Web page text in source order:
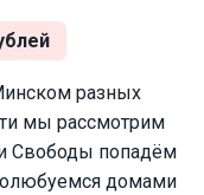
разных
мы рассмотрим
Свободы попадём
домами